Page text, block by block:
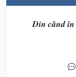
Din când în